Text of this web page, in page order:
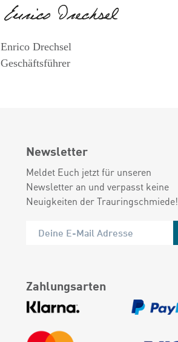
Enrico Drechsel
Geschäftsführer
Newsletter
Meldet Euch jetzt für unseren
Newsletter an und verpasst keine
Neuigkeiten der Trauringschmiede!
Zahlungsarten